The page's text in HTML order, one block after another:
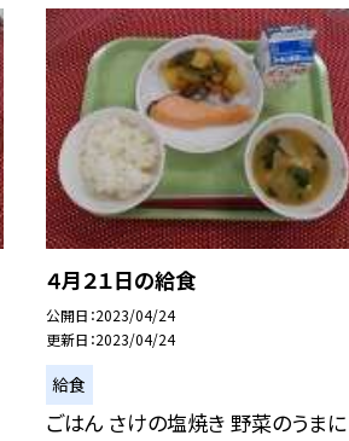
４月２１日の給食
公開日 2023/04/24
更新日 2023/04/24
給食
ごはん さけの塩焼き 野菜のうまに